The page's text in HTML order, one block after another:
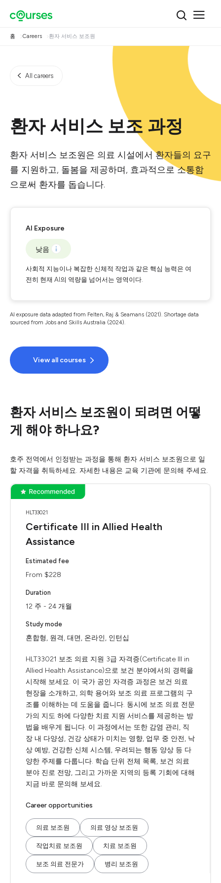
홈 Careers 환자 서비스 보조원
All careers
환자 서비스 보조 과정
환자 서비스 보조원은 의료 시설에서 환자들의 요구
를 지원하고, 돌봄을 제공하며, 효과적으로 소통함
으로써 환자를 돕습니다.
AI Exposure
낮음
사회적 지능이나 복잡한 신체적 작업과 같은 핵심 능력은 여
전히 현재 AI의 역량을 넘어서는 영역이다.
AI exposure data adapted from Felten, Raj & Seamans (2021). Shortage data
sourced from Jobs and Skills Australia (2024).
View all courses
환자 서비스 보조원이 되려면 어떻
게 해야 하나요?
호주 전역에서 인정받는 과정을 통해 환자 서비스 보조원으로 일
할 자격을 취득하세요. 자세한 내용은 교육 기관에 문의해 주세요.
HLT33021
Certificate III in Allied Health
Assistance
Estimated fee
From $228
Duration
12 주 - 24 개월
Study mode
혼합형, 원격, 대면, 온라인, 인턴십
HLT33021 보조 의료 지원 3급 자격증(Certificate III in
Allied Health Assistance)으로 보건 분야에서의 경력을
시작해 보세요. 이 국가 공인 자격증 과정은 보건 의료
현장을 소개하고, 의학 용어와 보조 의료 프로그램의 구
조를 이해하는 데 도움을 줍니다. 동시에 보조 의료 전문
가의 지도 하에 다양한 치료 지원 서비스를 제공하는 방
법을 배우게 됩니다. 이 과정에서는 또한 감염 관리, 직
장 내 다양성, 건강 상태가 미치는 영향, 업무 중 안전, 낙
상 예방, 건강한 신체 시스템, 우려되는 행동 양상 등 다
양한 주제를 다룹니다. 학습 단위 전체 목록, 보건 의료
분야 진로 전망, 그리고 가까운 지역의 등록 기회에 대해
지금 바로 문의해 보세요.
Career opportunities
의료 보조원 의료 영상 보조원
작업치료 보조원 치료 보조원
보조 의료 전문가 병리 보조원